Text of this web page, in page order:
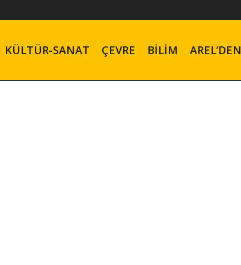
KÜLTÜR-SANAT ÇEVRE BILIM AREL’DEN